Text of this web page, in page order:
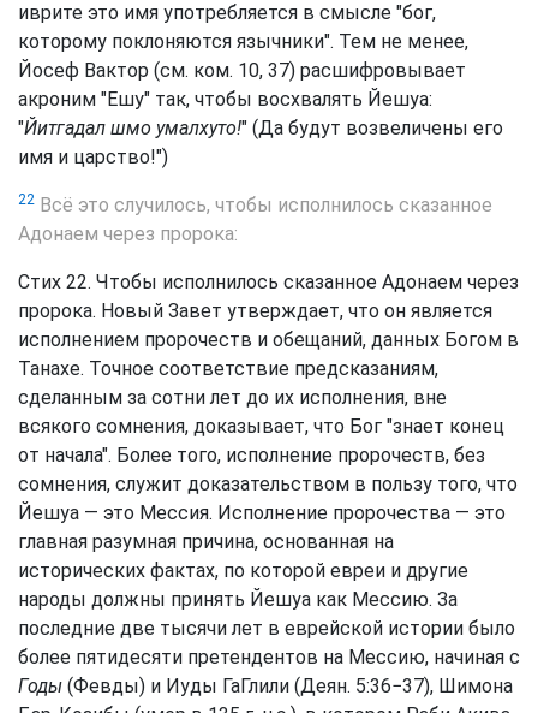
иврите это имя употребляется в смысле "бог,
которому поклоняются язычники". Тем не менее,
Йосеф Вактор (cм. ком. 10, 37) расшифровывает
акроним "Ешу" так, чтобы восхвалять Йешуа:
"Йитгадал шмо умалхуто!" (Да будут возвеличены его
имя и царство!")
22 Всё это случилось, чтобы исполнилось сказанное
Адонаем через пророка:
Стих 22. Чтобы исполнилось сказанное Адонаем через
пророка. Новый Завет утверждает, что он является
исполнением пророчеств и обещаний, данных Богом в
Танахе. Точное соответствие предсказаниям,
сделанным за сотни лет до их исполнения, вне
всякого сомнения, доказывает, что Бог "знает конец
от начала". Более того, исполнение пророчеств, без
сомнения, служит доказательством в пользу того, что
Йешуа — это Мессия. Исполнение пророчества — это
главная разумная причина, основанная на
исторических фактах, по которой евреи и другие
народы должны принять Йешуа как Мессию. За
последние две тысячи лет в еврейской истории было
более пятидесяти претендентов на Мессию, начиная с
Годы (Февды) и Иуды ГаГлили (Деян. 5:36−37), Шимона